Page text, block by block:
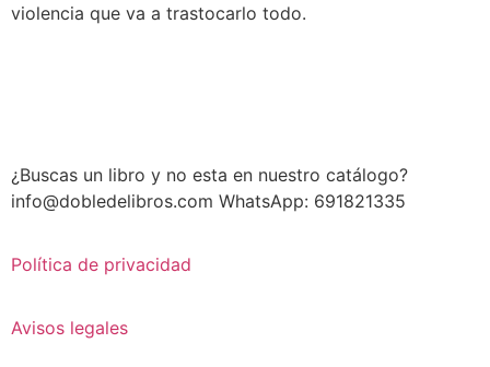
violencia que va a trastocarlo todo.
¿Buscas un libro y no esta en nuestro catálogo?
info@dobledelibros.com WhatsApp: 691821335
Política de privacidad
Avisos legales